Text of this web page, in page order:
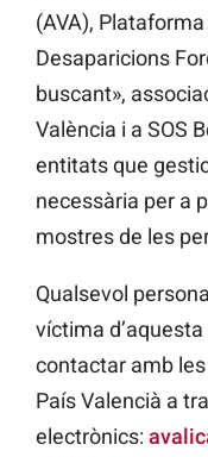
(AVA),
Desaparicions
buscant»,
València i a SOS
entitats que
necessària per a
mostres de les
Qualsevol
víctima
contactar amb
País Valencià a
electrònics: